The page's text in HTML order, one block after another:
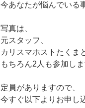
今あなたが悩んでいる
写真は、
元スタッフ、
カリスマホストたくま
もちろん2人も参加しま
定員がありますので、
今すぐ以下よりお申し